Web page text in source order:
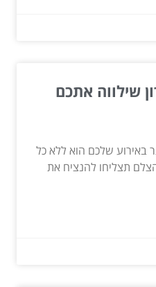
שילווה אתכם
באירוע שלכם הוא ללא כל
תצליחו להנציח את